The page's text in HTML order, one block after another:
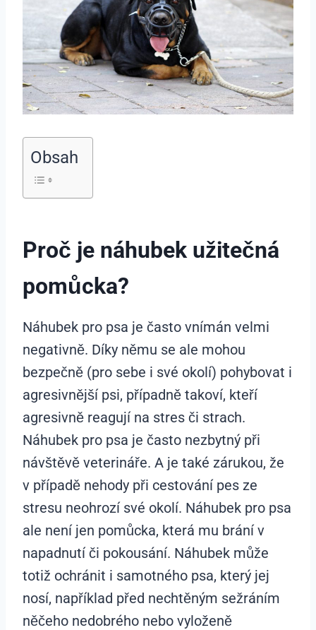
Obsah
Proč je náhubek užitečná
pomůcka?
Náhubek pro psa je často vnímán velmi
negativně. Díky němu se ale mohou
bezpečně (pro sebe i své okolí) pohybovat i
agresivnější psi, případně takoví, kteří
agresivně reagují na stres či strach.
Náhubek pro psa je často nezbytný při
návštěvě veterináře. A je také zárukou, že
v případě nehody při cestování pes ze
stresu neohrozí své okolí. Náhubek pro psa
ale není jen pomůcka, která mu brání v
napadnutí či pokousání. Náhubek může
totiž ochránit i samotného psa, který jej
nosí, například před nechtěným sežráním
něčeho nedobrého nebo vyloženě